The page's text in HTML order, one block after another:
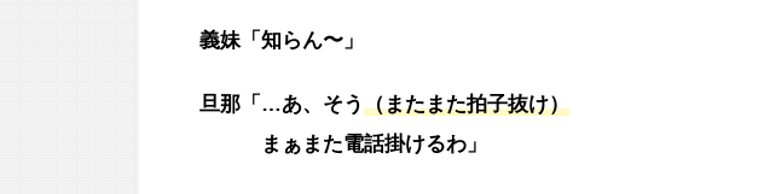
義妹「知らん〜」
旦那「…あ、そう（またまた拍子抜け）
まぁまた電話掛けるわ」